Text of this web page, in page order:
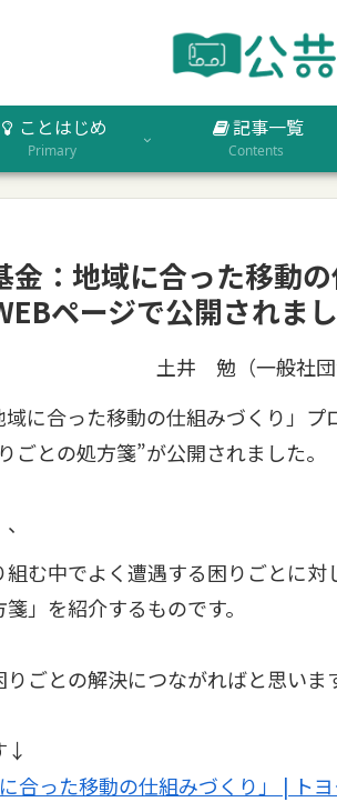
ことはじめ
Primary
記事一覧
Contents
金：地域に合った移動
ページで公開されま
土井 勉（一般社団
に合った移動の仕組みづくり」プ
ごとの処方箋”が公開されました。
組む中でよく遭遇する困りごとに
」を紹介するものです。
ごとの解決につながればと思いま
↓
合った移動の仕組みづくり」 | ト